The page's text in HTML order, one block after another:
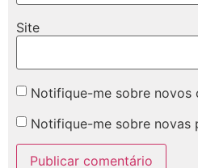
Site
Notifique-me sobre novos
Notifique-me sobre novas